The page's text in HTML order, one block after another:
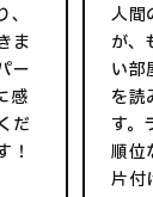
ま
ー
感
だ
！
人間
が、
い部
を読
す。
順位
片付